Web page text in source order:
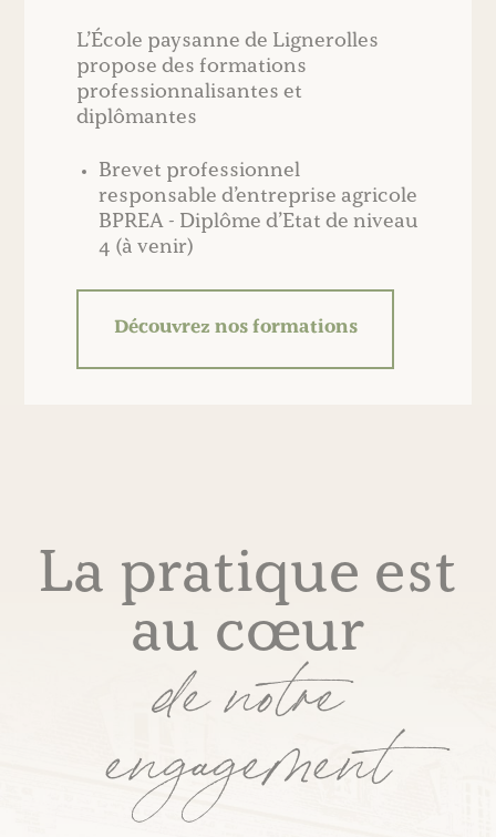
L’École paysanne de Lignerolles
propose des formations
professionnalisantes et
diplômantes
Brevet professionnel
responsable d’entreprise agricole
BPREA - Diplôme d’Etat de niveau
4 (à venir)
Découvrez nos formations
La pratique est
au cœur
de notre
engagement